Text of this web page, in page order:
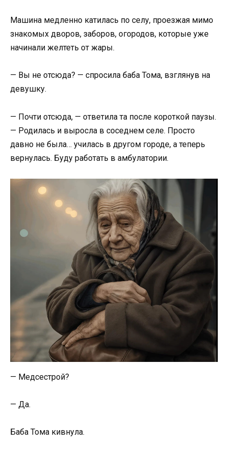
Машина медленно катилась по селу, проезжая мимо
знакомых дворов, заборов, огородов, которые уже
начинали желтеть от жары.
— Вы не отсюда? — спросила баба Тома, взглянув на
девушку.
— Почти отсюда, — ответила та после короткой паузы.
— Родилась и выросла в соседнем селе. Просто
давно не была… училась в другом городе, а теперь
вернулась. Буду работать в амбулатории.
— Медсестрой?
— Да.
Баба Тома кивнула.